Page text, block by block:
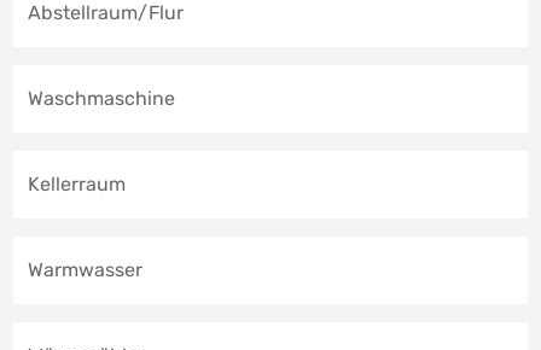
Abstellraum/Flur
Waschmaschine
Kellerraum
Warmwasser